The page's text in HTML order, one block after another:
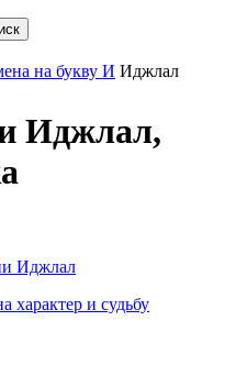
на букву И Иджлал
Иджлал,
Иджлал
характер и судьбу